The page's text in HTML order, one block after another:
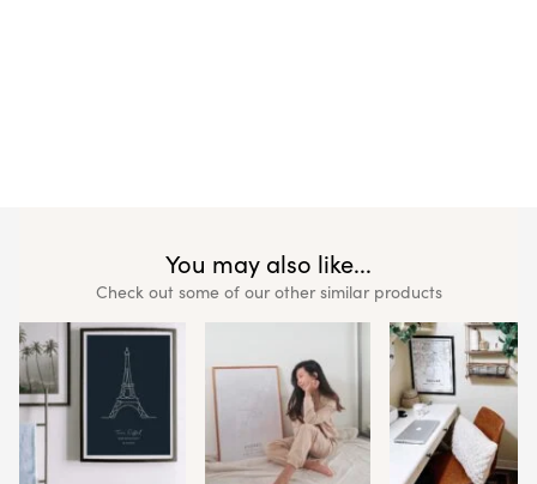
You may also like...
Check out some of our other similar products